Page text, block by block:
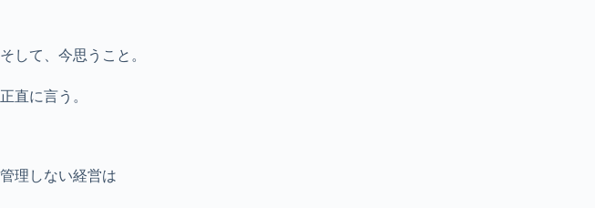
そして、今思うこと。
正直に言う。
管理しない経営は